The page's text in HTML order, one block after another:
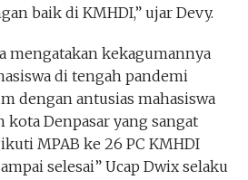
baik di KMHDI,” ujar Devy.
mengatakan kekagumannya
di tengah pandemi
dengan antusias mahasiswa
Denpasar yang sangat
MPAB ke 26 PC KMHDI
selesai” Ucap Dwix selaku